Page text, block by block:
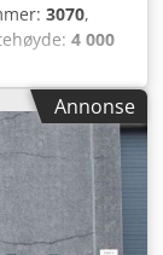
3070,
4 000
mm, total
, Utstyr:
–
–
Annonse